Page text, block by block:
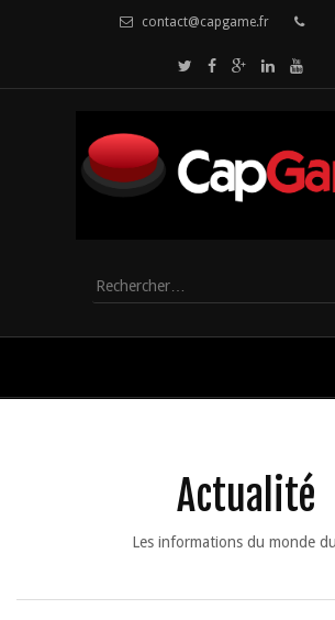
contact@capgame.fr
Rechercher :
Actualité
Les informations du monde